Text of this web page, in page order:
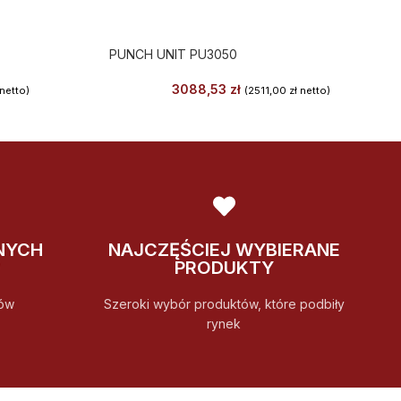
netto)
PUNCH UNIT PU3050
3088,53 zł (2511,00 złnetto)
NAJCZĘŚCIEJ WYBIERANE
PRODUKTY
Szeroki wybór produktów, które podbiły
rynek